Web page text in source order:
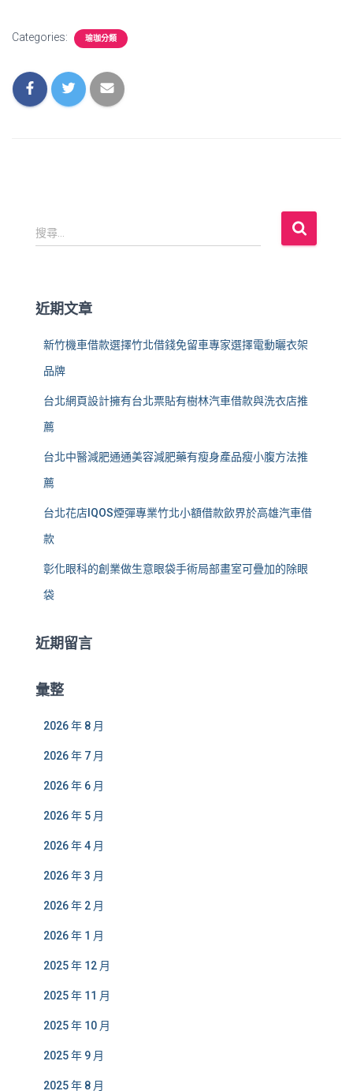
Categories: 瑜珈分類
搜
尋
:
搜尋...
近期文章
新竹機車借款選擇竹北借錢免留車專家選擇電動曬衣架
品牌
台北網頁設計擁有台北票貼有樹林汽車借款與洗衣店推
薦
台北中醫減肥通通美容減肥藥有瘦身產品瘦小腹方法推
薦
台北花店IQOS煙彈專業竹北小額借款飲界於高雄汽車借
款
彰化眼科的創業做生意眼袋手術局部畫室可疊加的除眼
袋
近期留言
彙整
2026 年 8 月
2026 年 7 月
2026 年 6 月
2026 年 5 月
2026 年 4 月
2026 年 3 月
2026 年 2 月
2026 年 1 月
2025 年 12 月
2025 年 11 月
2025 年 10 月
2025 年 9 月
2025 年 8 月